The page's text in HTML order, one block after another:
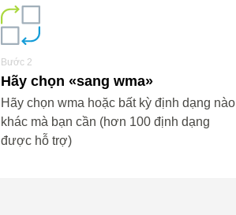
Bước 2
Hãy chọn «sang wma»
Hãy chọn wma hoặc bất kỳ định dạng nào
khác mà bạn cần (hơn 100 định dạng
được hỗ trợ)